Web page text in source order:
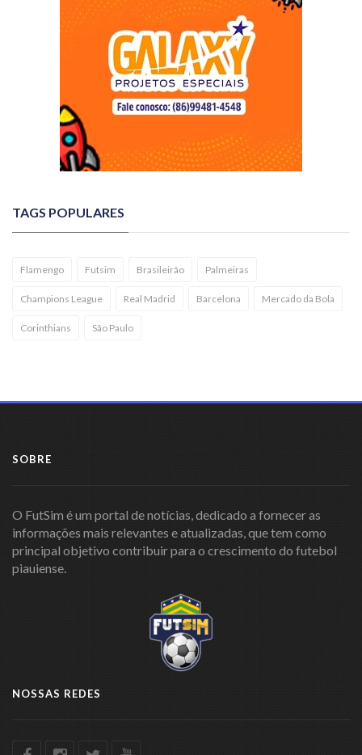
TAGS POPULARES
Flamengo Futsim Brasileirão Palmeiras
Champions League Real Madrid Barcelona Mercado da Bola
Corinthians São Paulo
SOBRE
O FutSim é um portal de notícias, dedicado a fornecer as
informações mais relevantes e atualizadas, que tem como
principal objetivo contribuir para o crescimento do futebol
piauiense.
NOSSAS REDES